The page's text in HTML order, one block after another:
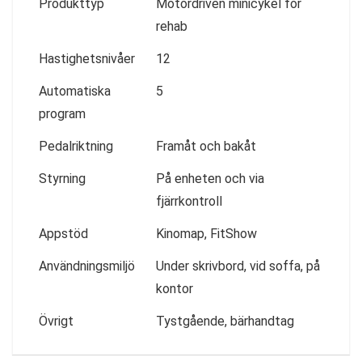
Produkttyp
Motordriven minicykel för
rehab
Hastighetsnivåer 12
Automatiska
program
5
Pedalriktning Framåt och bakåt
Styrning
På enheten och via
fjärrkontroll
Appstöd Kinomap, FitShow
Användningsmiljö
Under skrivbord, vid soffa, på
kontor
Övrigt Tystgående, bärhandtag